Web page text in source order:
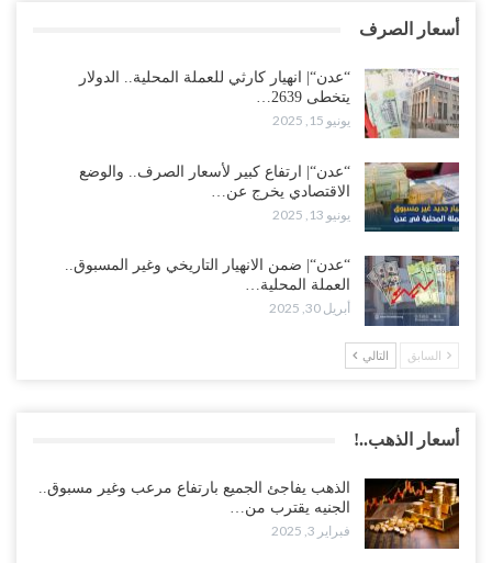
أسعار الصرف
“عدن“| انهيار كارثي للعملة المحلية.. الدولار
يتخطى 2639…
يونيو 15, 2025
“عدن“| ارتفاع كبير لأسعار الصرف.. والوضع
الاقتصادي يخرج عن…
يونيو 13, 2025
“عدن“| ضمن الانهيار التاريخي وغير المسبوق..
العملة المحلية…
أبريل 30, 2025
السابق التالي
أسعار الذهب..!
الذهب يفاجئ الجميع بارتفاع مرعب وغير مسبوق..
الجنيه يقترب من…
فبراير 3, 2025